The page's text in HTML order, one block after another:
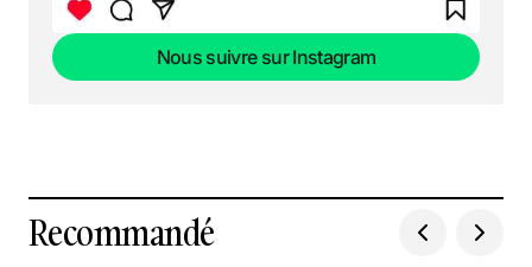
Nous suivre sur Instagram
Recommandé